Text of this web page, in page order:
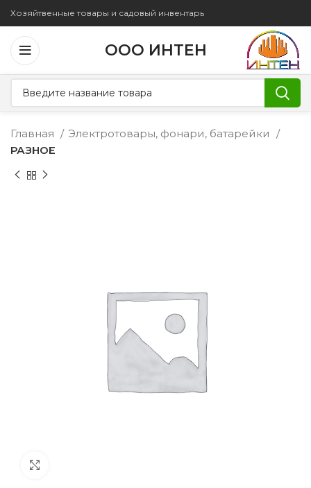
Хозяйтвенные товары и садовый инвентарь
ООО ИНТЕН
Главная
Электротовары, фонари, батарейки
РАЗНОЕ